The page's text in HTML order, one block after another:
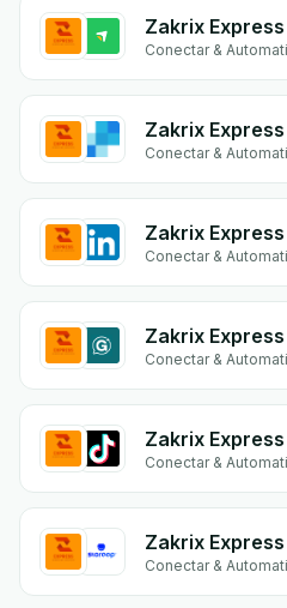
Zakrix
Conectar &
Zakrix
Conectar &
Zakrix
Conectar &
Conectar &
Zakrix
Conectar &
Zakrix
Conectar &